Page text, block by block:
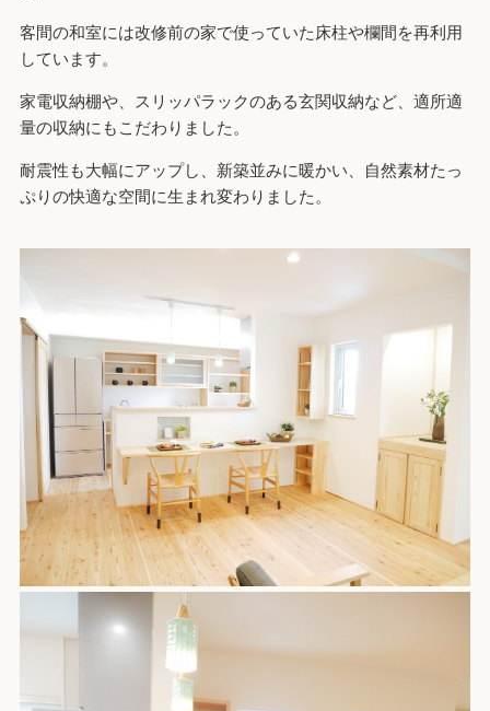
客間の和室には改修前の家で使っていた床柱や欄間を再利用
しています。
家電収納棚や、スリッパラックのある玄関収納など、適所適
量の収納にもこだわりました。
耐震性も大幅にアップし、新築並みに暖かい、自然素材たっ
ぷりの快適な空間に生まれ変わりました。